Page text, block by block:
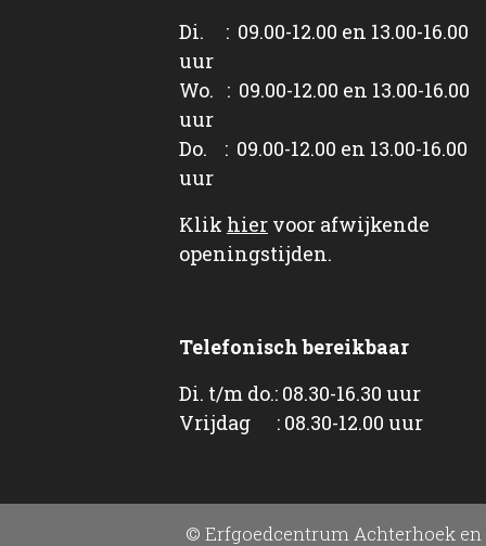
Di. : 09.00-12.00 en 13.00-16.00
uur
Wo. : 09.00-12.00 en 13.00-16.00
uur
Do. : 09.00-12.00 en 13.00-16.00
uur
Klik hier voor afwijkende
openingstijden.
Telefonisch bereikbaar
Di. t/m do.: 08.30-16.30 uur
Vrijdag : 08.30-12.00 uur
© Erfgoedcentrum Achterhoek en